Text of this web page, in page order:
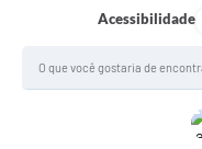
Acessibilidade